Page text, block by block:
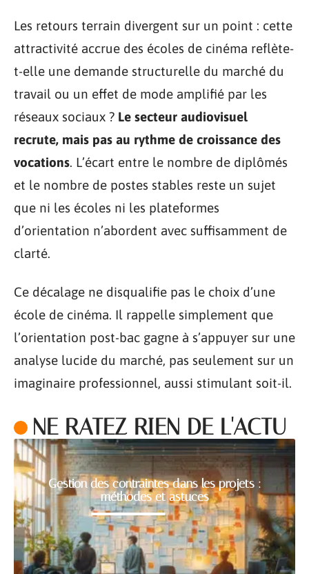
Les retours terrain divergent sur un point : cette
attractivité accrue des écoles de cinéma reflète-
t-elle une demande structurelle du marché du
travail ou un effet de mode amplifié par les
réseaux sociaux ? Le secteur audiovisuel
recrute, mais pas au rythme de croissance des
vocations. L’écart entre le nombre de diplômés
et le nombre de postes stables reste un sujet
que ni les écoles ni les plateformes
d’orientation n’abordent avec suffisamment de
clarté.
Ce décalage ne disqualifie pas le choix d’une
école de cinéma. Il rappelle simplement que
l’orientation post-bac gagne à s’appuyer sur une
analyse lucide du marché, pas seulement sur un
imaginaire professionnel, aussi stimulant soit-il.
NE RATEZ RIEN DE L'ACTU
Gestion des contraintes dans les projets :
méthodes et astuces